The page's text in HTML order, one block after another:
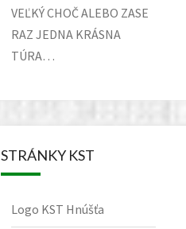
VEĽKÝ CHOČ ALEBO ZASE
RAZ JEDNA KRÁSNA
TÚRA…
STRÁNKY KST
Logo KST Hnúšťa